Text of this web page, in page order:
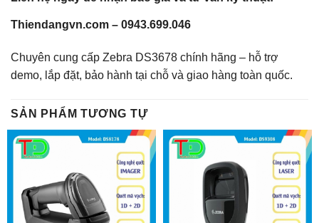
Thiendangvn.com – 0943.699.046
Chuyên cung cấp Zebra DS3678 chính hãng – hỗ trợ
demo, lắp đặt, bảo hành tại chỗ và giao hàng toàn quốc.
SẢN PHẨM TƯƠNG TỰ